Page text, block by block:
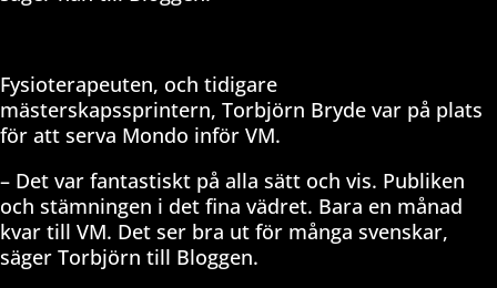
Fysioterapeuten, och tidigare
mästerskapssprintern, Torbjörn Bryde var på plats
för att serva Mondo inför VM.
– Det var fantastiskt på alla sätt och vis. Publiken
och stämningen i det fina vädret. Bara en månad
kvar till VM. Det ser bra ut för många svenskar,
säger Torbjörn till Bloggen.